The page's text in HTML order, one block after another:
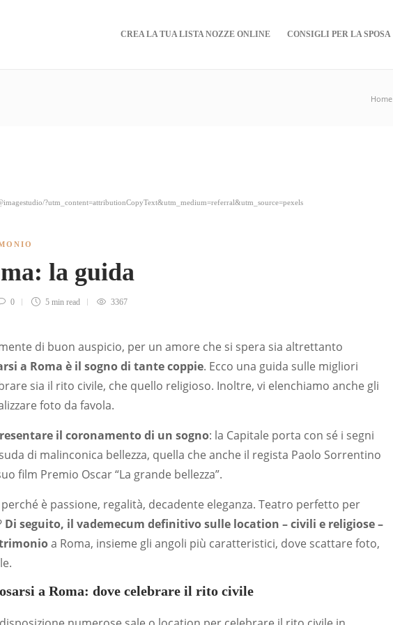
CREA LA TUA LISTA NOZZE ONLINE CONSIGLI PER LA SPOSA
Home
?utm_content=attributionCopyText&utm_medium=referral&utm_source=pexels
la guida
0 5 min read 3367
di buon auspicio, per un amore che si spera sia altrettanto
a Roma è il sogno di tante coppie. Ecco una guida sulle migliori
sia il rito civile, che quello religioso. Inoltre, vi elenchiamo anche gli
foto da favola.
il coronamento di un sogno: la Capitale porta con sé i segni
di malinconica bellezza, quella che anche il regista Paolo Sorrentino
film Premio Oscar “La grande bellezza”.
è passione, regalità, decadente eleganza. Teatro perfetto per
Di seguito, il vademecum definitivo sulle location – civili e religiose –
a Roma, insieme gli angoli più caratteristici, dove scattare foto,
a Roma: dove celebrare il rito civile